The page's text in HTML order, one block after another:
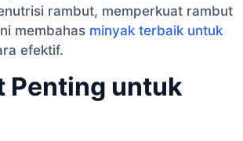
rambut, memperkuat rambut
membahas minyak terbaik untuk
efektif.
Penting untuk